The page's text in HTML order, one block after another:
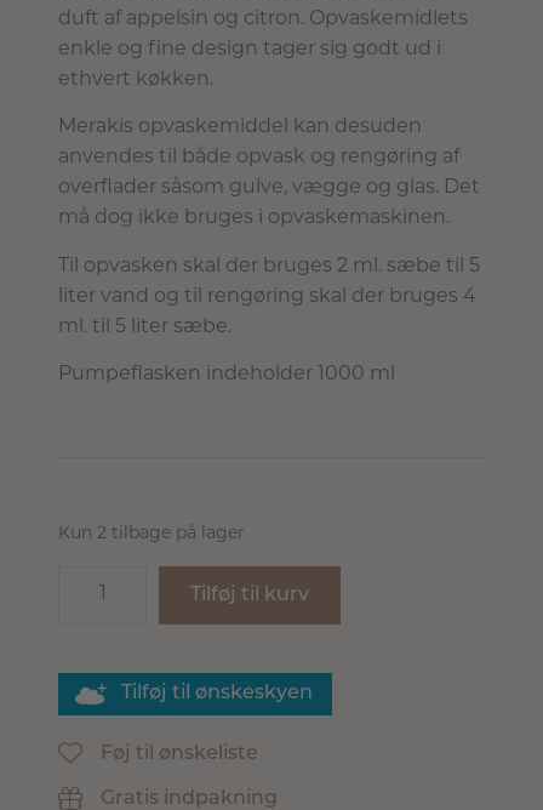
duft af appelsin og citron. Opvaskemidlets
enkle og fine design tager sig godt ud i
ethvert køkken.
Merakis opvaskemiddel kan desuden
anvendes til både opvask og rengøring af
overflader såsom gulve, vægge og glas. Det
må dog ikke bruges i opvaskemaskinen.
Til opvasken skal der bruges 2 ml. sæbe til 5
liter vand og til rengøring skal der bruges 4
ml. til 5 liter sæbe.
Pumpeflasken indeholder 1000 ml
Kun 2 tilbage på lager
Tilføj til kurv
Tilføj til ønskeskyen
Føj til ønskeliste
Gratis indpakning